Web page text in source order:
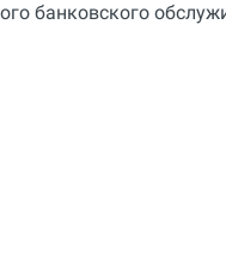
банковского